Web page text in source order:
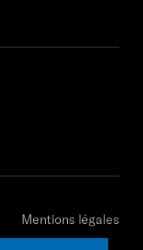
Mentions légales